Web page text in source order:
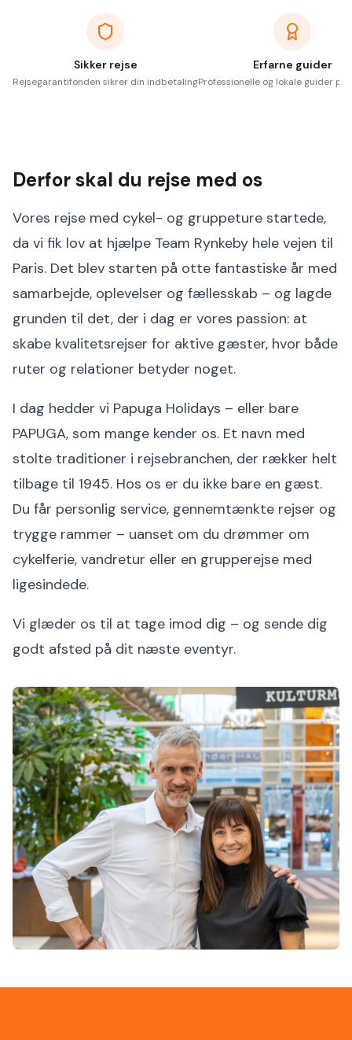
Sikker rejse
Rejsegarantifonden sikrer din indbetaling
Erfarne guider
Professionelle og lokale guider på
Derfor skal du rejse med os
Vores rejse med cykel- og gruppeture startede,
da vi fik lov at hjælpe Team Rynkeby hele vejen til
Paris. Det blev starten på otte fantastiske år med
samarbejde, oplevelser og fællesskab – og lagde
grunden til det, der i dag er vores passion: at
skabe kvalitetsrejser for aktive gæster, hvor både
ruter og relationer betyder noget.
I dag hedder vi Papuga Holidays – eller bare
PAPUGA, som mange kender os. Et navn med
stolte traditioner i rejsebranchen, der rækker helt
tilbage til 1945. Hos os er du ikke bare en gæst.
Du får personlig service, gennemtænkte rejser og
trygge rammer – uanset om du drømmer om
cykelferie, vandretur eller en grupperejse med
ligesindede.
Vi glæder os til at tage imod dig – og sende dig
godt afsted på dit næste eventyr.